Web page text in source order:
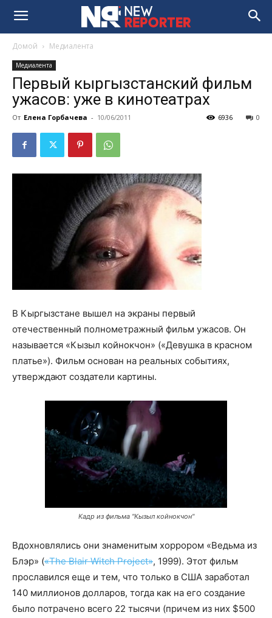
Домой Медиалента
Медиалента
Первый кыргызстанский фильм
ужасов: уже в кинотеатрах
От Елена Горбачева - 10/06/2011 0
6936
В Кыргызстане вышел на экраны первый
отечественный полнометражный фильм ужасов. Он
называется «Кызыл койнокчон» («Девушка в красном
платье»). Фильм основан на реальных событиях,
утверждают создатели картины.
Кадр из фильма "Кызыл койнокчон"
Вдохновлялись они знаменитым хоррором «Ведьма из
Блэр» («The Blair Witch Project», 1999). Этот фильм
прославился еще и тем, что только в США заработал
140 миллионов долларов, тогда как на его создание
было потрачено всего 22 тысячи (причем из них $500